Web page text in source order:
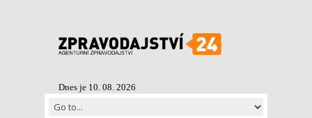
Dnes je 10. 08. 2026